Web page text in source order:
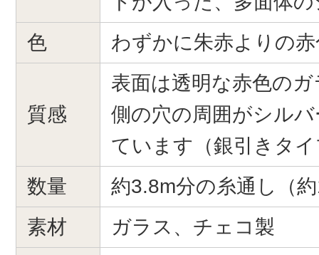
色
わずかに朱赤よりの赤
質感
表面は透明な赤色の
側の穴の周囲がシル
ています（銀引きタ
数量
約3.8m分の糸通し（
素材
ガラス、チェコ製